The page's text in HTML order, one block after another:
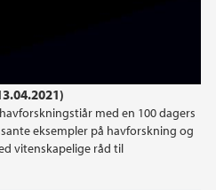
med en 100 dagers
eksempler på havforskning og
vitenskapelige råd til